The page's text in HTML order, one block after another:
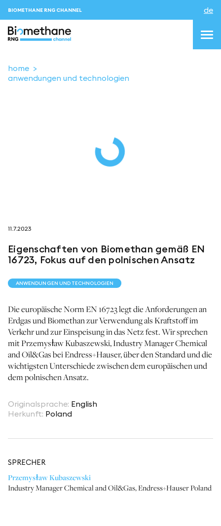
BIOMETHANE RNG CHANNEL de
folgen sie uns auf
netzerotube
home
anwendungen und technologien
11.7.2023
Eigenschaften von Biomethan gemäß EN
16723, Fokus auf den polnischen Ansatz
ANWENDUNGEN UND TECHNOLOGIEN
Die europäische Norm EN 16723 legt die Anforderungen an
Erdgas und Biomethan zur Verwendung als Kraftstoff im
Verkehr und zur Einspeisung in das Netz fest. Wir sprechen
mit Przemysław Kubaszewski, Industry Manager Chemical
and Oil&Gas bei Endress+Hauser, über den Standard und die
wichtigsten Unterschiede zwischen dem europäischen und
dem polnischen Ansatz.
Originalsprache: English
Herkunft: Poland
SPRECHER
Przemysław Kubaszewski
Industry Manager Chemical and Oil&Gas,Endress+Hauser Poland